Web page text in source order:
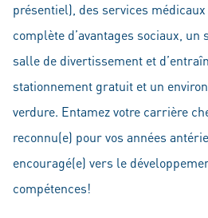
présentiel), des services
complète d’avantages sociaux, un
salle de divertissement et
stationnement gratuit et un
verdure. Entamez votre carrière
reconnu(e) pour vos années
encouragé(e) vers le
compétences!